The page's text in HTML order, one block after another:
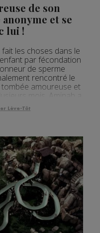
de son
et se
lui !
les choses dans le
par fécondation
de sperme
rencontré le
amoureuse et
mois, Aminah a
photos avec le père
Anderso...
Lève-Tôt